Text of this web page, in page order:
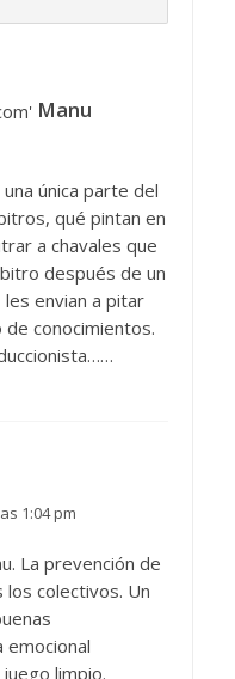
Manu
única parte del
qué pintan en
a chavales que
después de un
envian a pitar
conocimientos.
1:04 pm
La prevención de
colectivos. Un
emocional
limpio.